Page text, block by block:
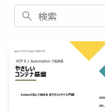
検索